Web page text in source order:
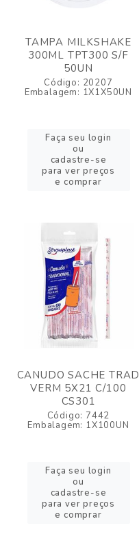
TAMPA MILKSHAKE
300ML TPT300 S/F
50UN
Código: 20207
Embalagem: 1X1X50UN
Faça seu login
ou
cadastre-se
para ver preços
e comprar
CANUDO SACHE TRAD
VERM 5X21 C/100
CS301
Código: 7442
Embalagem: 1X100UN
Faça seu login
ou
cadastre-se
para ver preços
e comprar